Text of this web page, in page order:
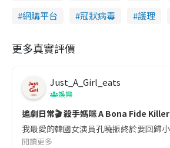
網購平台
冠狀病毒 護理
更多真實評價
Just_A_Girl_eats
娛樂
追劇日常🎬 殺手媽咪 A Bona Fide Killer
我最愛的韓國女演員孔曉振終於要回歸
閱讀更多